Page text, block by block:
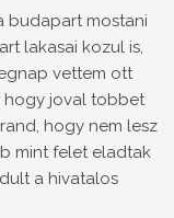
budapart mostani
lakasai kozul is,
vettem ott
hogy joval tobbet
hogy nem lesz
mint felet eladtak
a hivatalos